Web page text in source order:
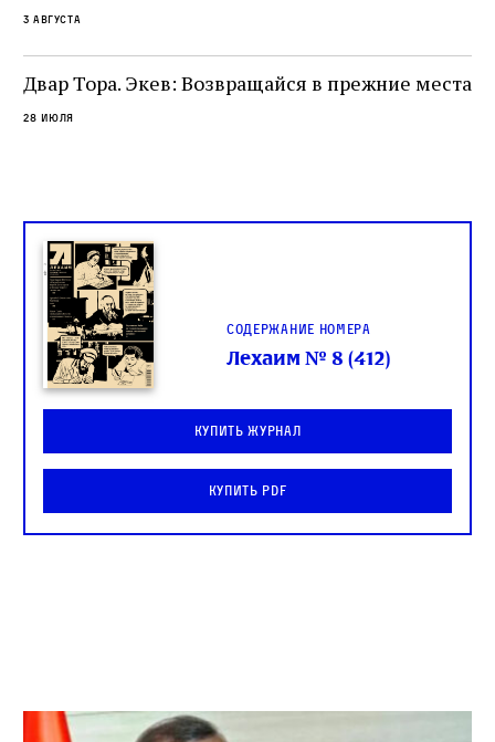
одно решение которого вызвало возмущение
целой общины и стало частью многовекового
спора о том, кому принадлежит последнее
слово в переводе Библии
3 августа
Двар Тора. Экев: Возвращайся в прежние места
28 июля
Содержание номера
Лехаим № 8 (412)
Купить журнал
Купить PDF